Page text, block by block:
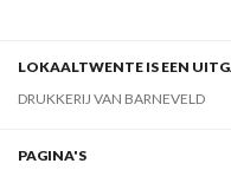
LOKAALTWENTE IS EEN
DRUKKERIJ VAN BARNEVELD
PAGINA'S